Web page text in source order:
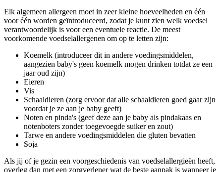
Elk algemeen allergeen moet in zeer kleine hoeveelheden en één
voor één worden geïntroduceerd, zodat je kunt zien welk voedsel
verantwoordelijk is voor een eventuele reactie. De meest
voorkomende voedselallergenen om op te letten zijn:
Koemelk (introduceer dit in andere voedingsmiddelen,
aangezien baby's geen koemelk mogen drinken totdat ze een
jaar oud zijn)
Eieren
Vis
Schaaldieren (zorg ervoor dat alle schaaldieren goed gaar zijn
voordat je ze aan je baby geeft)
Noten en pinda's (geef deze aan je baby als pindakaas en
notenboters zonder toegevoegde suiker en zout)
Tarwe en andere voedingsmiddelen die gluten bevatten
Soja
Als jij of je gezin een voorgeschiedenis van voedselallergieën heeft,
overleg dan met een zorgverlener wat de beste aanpak is wanneer je